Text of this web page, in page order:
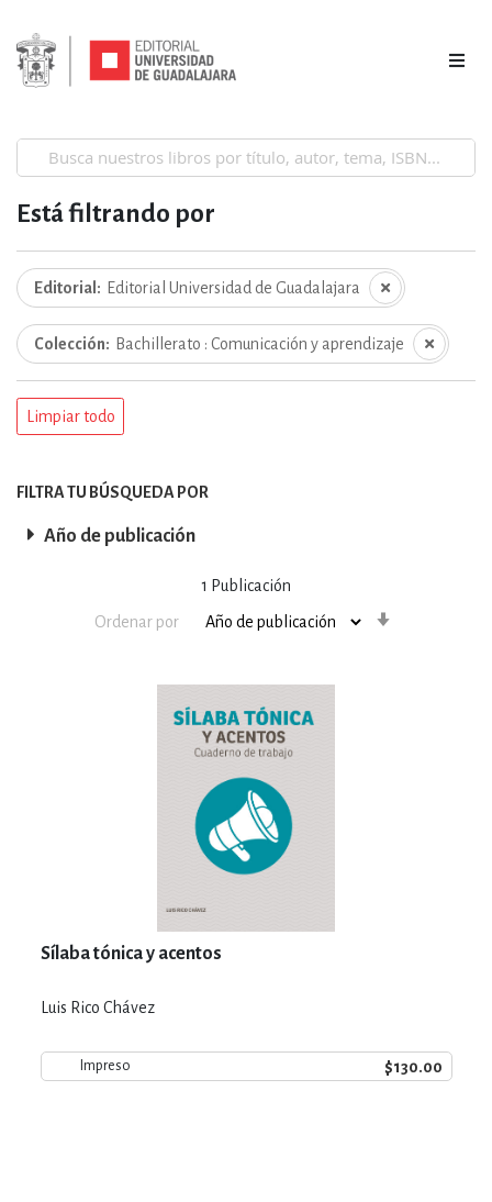
1 Publicación
Ordenar por
Sílaba tónica y acentos
Luis Rico Chávez
Impreso $130.00
Está filtrando por
Editorial Editorial Universidad de Guadalajara
Colección Bachillerato : Comunicación y aprendizaje
Limpiar todo
FILTRA TU BÚSQUEDA POR
Año de publicación